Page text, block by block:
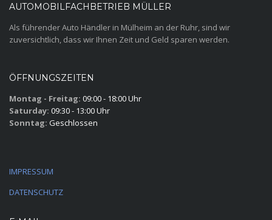
AUTOMOBILFACHBETRIEB MÜLLER
Als führender Auto Händler in Mülheim an der Ruhr, sind wir
zuversichtlich, dass wir Ihnen Zeit und Geld sparen werden.
ÖFFNUNGSZEITEN
Montag - Freitag: 09:00 - 18:00 Uhr
Saturday: 09:30 - 13:00 Uhr
Sonntag: Geschlossen
IMPRESSUM
DATENSCHUTZ